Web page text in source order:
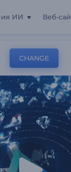
ИИ Веб-
CHANGE